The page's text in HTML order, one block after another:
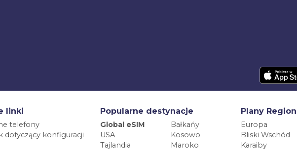
linki
telefony
dotyczący konfiguracji
Popularne destynacje
Global eSIM
Bałkańy
USA
Kosowo
Tajlandia
Maroko
Plany
Europa
Bliski Wschód
Karaiby